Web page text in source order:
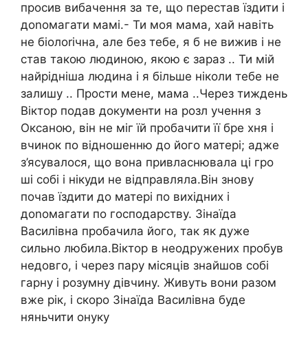
просив вибачення за те, що перестав їздити і
доnомагати мамі.- Ти моя мама, хай навіть
не біолоrічна, але без тебе, я б не вижив і не
став такою людиною, якою є зараз .. Ти мій
найрідніша людина і я більше ніколи тебе не
залишу .. Прости мене, мама ..Через тиждень
Віктор подав документи на розл учення з
Оксаною, він не міг їй пробачити її бре хня і
вчинок по відношенню до його матері; адже
з’ясувалося, що вона привласнювала ці гро
ші собі і нікуди не відправляла.Він знову
почав їздити до матері по вихідних і
доnомагати по господарству. Зінаїда
Василівна пробачила його, так як дуже
сильно любила.Віктор в неодружених пробув
недовго, і через пару місяців знайшов собі
гарну і розумну дівчину. Живуть вони разом
вже рік, і скоро Зінаїда Василівна буде
няньчити онуку